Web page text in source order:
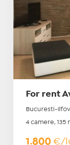
For rent
Bucuresti-Ilfov
4 camere, 135
1.800 €/